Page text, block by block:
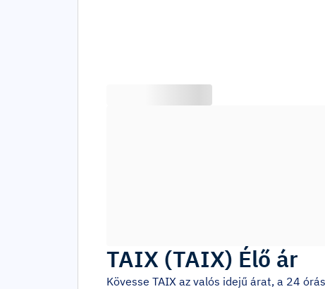
TAIX (TAIX) Élő ár
Kövesse TAIX az valós idejű árat, a 24